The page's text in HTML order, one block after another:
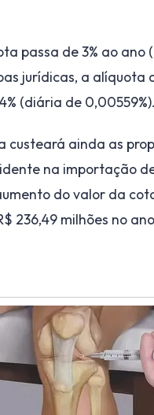
passa de 3% ao ano
jurídicas, a alíquota
(diária de 0,00559%).
custeará ainda as
na importação
do valor da
236,49 milhões no